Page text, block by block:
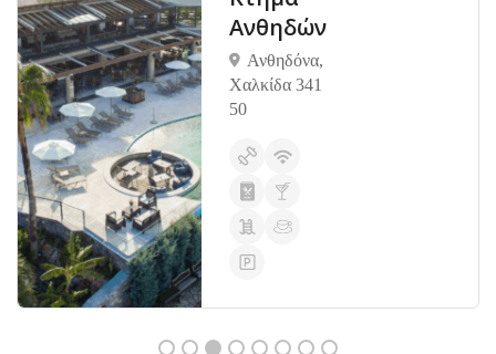
Ανθηδών
Ανθηδόνα,
Χαλκίδα 341
50